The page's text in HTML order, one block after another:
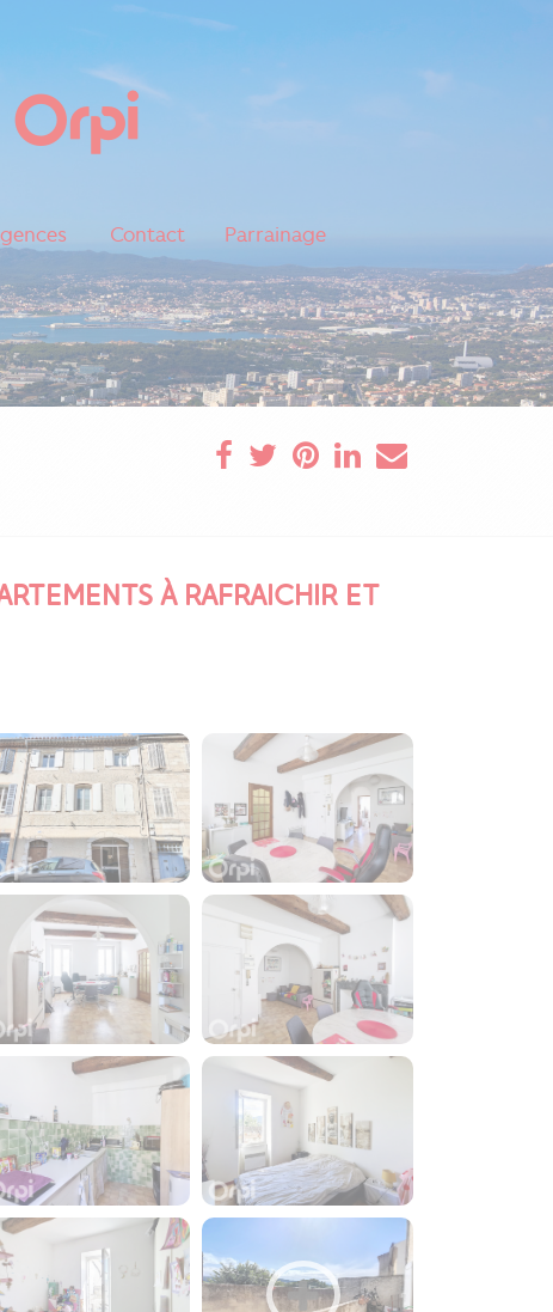
Contact Parrainage
À RAFRAICHIR ET